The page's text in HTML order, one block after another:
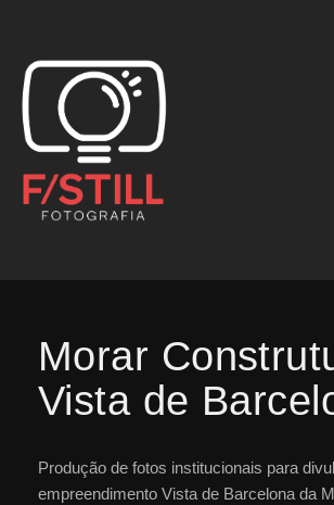
Morar
Vista de
Produção de fotos institucionais para
empreendimento Vista de Barcelona da